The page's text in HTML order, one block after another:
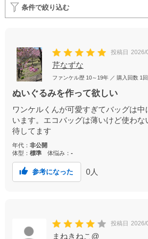
条件で絞り込む
投稿日 2026/
芹なずな
ファンケル歴 10～19年 ／ 購入回数 1
ぬいぐるみを作って欲しい
ワンケルくんが可愛すぎてバッグは中
います。エコバッグは薄いけど使わな
待してます
年代： 非公開
体型： 標準 体悩み： -
参考になった 0 人
投稿日 2026/
まねきねこ@